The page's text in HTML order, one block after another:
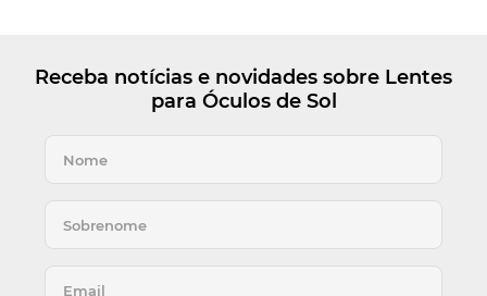
Receba notícias e novidades sobre Lentes
para Óculos de Sol